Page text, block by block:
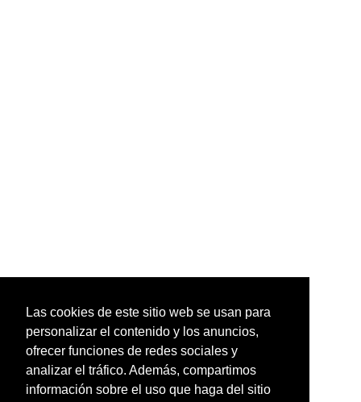
Las cookies de este sitio web se usan para
personalizar el contenido y los anuncios,
ofrecer funciones de redes sociales y
analizar el tráfico. Además, compartimos
información sobre el uso que haga del sitio